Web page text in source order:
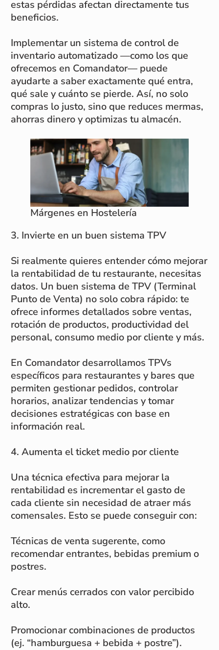
estas pérdidas afectan directamente tus
beneficios.
Implementar un sistema de control de
inventario automatizado —como los que
ofrecemos en Comandator— puede
ayudarte a saber exactamente qué entra,
qué sale y cuánto se pierde. Así, no solo
compras lo justo, sino que reduces mermas,
ahorras dinero y optimizas tu almacén.
Márgenes en Hostelería
3. Invierte en un buen sistema TPV
Si realmente quieres entender cómo mejorar
la rentabilidad de tu restaurante, necesitas
datos. Un buen sistema de TPV (Terminal
Punto de Venta) no solo cobra rápido: te
ofrece informes detallados sobre ventas,
rotación de productos, productividad del
personal, consumo medio por cliente y más.
En Comandator desarrollamos TPVs
específicos para restaurantes y bares que
permiten gestionar pedidos, controlar
horarios, analizar tendencias y tomar
decisiones estratégicas con base en
información real.
4. Aumenta el ticket medio por cliente
Una técnica efectiva para mejorar la
rentabilidad es incrementar el gasto de
cada cliente sin necesidad de atraer más
comensales. Esto se puede conseguir con:
Técnicas de venta sugerente, como
recomendar entrantes, bebidas premium o
postres.
Crear menús cerrados con valor percibido
alto.
Promocionar combinaciones de productos
(ej. “hamburguesa + bebida + postre”).